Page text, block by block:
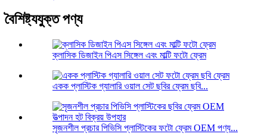
বৈশিষ্ট্যযুক্ত পণ্য
ক্লাসিক ডিজাইন পিএস সিঙ্গেল এবং মাল্টি ফটো ফ্রেম
একক প্লাস্টিক গ্যালারি ওয়াল সেট ছবির ফ্রেম ছবি...
সৃজনশীল প্রচার পিভিসি প্লাস্টিকের ফটো ফ্রেম OEM পণ্য...